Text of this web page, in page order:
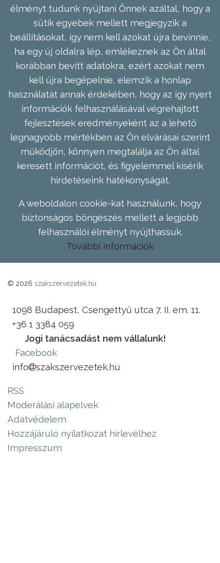
élményt tudunk nyújtani Önnek azáltal, hogy a
sütik egyebek mellett megjegyzik a
beállításokat, így nem kell azokat újra bevinnie,
ha egy új oldalra lép, emlékeznek az Ön által
korábban bevitt adatokra, ezért azokat nem
kell újra begépelnie, elemzik a honlap
használatát annak érdekében, hogy az így nyert
információk felhasználásával végrehajtott
fejlesztések eredményeként az a lehető
legnagyobb mértékben az Ön elvárásai szerint
működjön, könnyen megtalálja az Ön által
keresett információt, és figyelemmel kísérik
hirdetéseink hatékonyságát.
A weboldalon cookie-kat használunk, hogy
biztonságos böngészés mellett a legjobb
felhasználói élményt nyújthassuk.
További információk
© 2026 szakszervezetek.hu
1098 Budapest, Csengettyű utca 7. II. em. 11.
+36 1 3384 059
Jogi tanácsadást nem vállalunk!
Facebook
info
szakszervezetek.hu
RSS
Moderálási alapelvek
Adatvédelem
Hozzájáruló nyilatkozat hírlevélhez
Impresszum